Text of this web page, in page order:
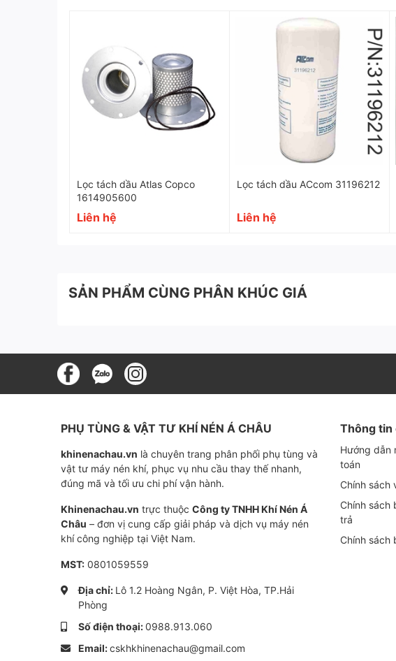
Các loại lọc tách dầu máy nén khí Hitachi tại
Hiện chúng tôi đang cung cấp các loại lọc tách dầu máy nén
Lọc tách dầu Hitachicho máy nén khí piston
Lọc tách dầu Hitachi cho máy nén khí trục vít
Bảng So Sánh Chi Tiết Lọc Tách Dầu Máy Nén
Dưới đây là danh sách các mã lọc tách dầu máy nén khí
Mã Sản Phẩm
52303020 Hitachi Air Compressor, 30HP
Lọc tách dầu Atlas Copco
1614905600
Liên hệ
Lọc tách dầu ACcom 31196212
Liên hệ
SẢN PHẨM CÙNG PHÂN KHÚC GIÁ
PHỤ TÙNG & VẬT TƯ KHÍ NÉN Á CHÂU
khinenachau.vn là chuyên trang phân phối phụ tùng và
vật tư máy nén khí, phục vụ nhu cầu thay thế nhanh,
đúng mã và tối ưu chi phí vận hành.
Khinenachau.vn trực thuộc Công ty TNHH Khí Nén Á
Châu – đơn vị cung cấp giải pháp và dịch vụ máy nén
khí công nghiệp tại Việt Nam.
MST: 0801059559
Địa chỉ: Lô 1.2 Hoàng Ngân, P. Việt Hòa, TP.Hải
Phòng
Số điện thoại:0988.913.060
Email:cskhkhinenachau@gmail.com
Thông tin
Hướng dẫn
toán
Chính sách
Chính sách
trả
Chính sách